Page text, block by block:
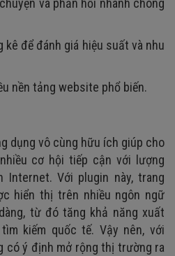
và phản hồi nhanh chóng
để đánh giá hiệu suất và nhu
nền tảng website phổ biến.
dụng vô cùng hữu ích giúp cho
cơ hội tiếp cận với lượng
Internet. Với plugin này, trang
hiển thị trên nhiều ngôn ngữ
từ đó tăng khả năng xuất
kiếm quốc tế. Vậy nên, với
có ý định mở rộng thị trường ra